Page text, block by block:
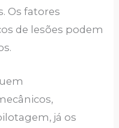
Os fatores
de lesões podem
já os